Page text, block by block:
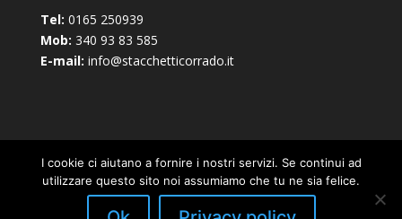
Tel: 0165 250939
Mob: 340 93 83 585
E-mail: info@stacchetticorrado.it
Privacy Policy| Cookie Policy- P.iva 00671840072 -
I cookie ci aiutano a fornire i nostri servizi. Se continui ad
utilizzare questo sito noi assumiamo che tu ne sia felice.